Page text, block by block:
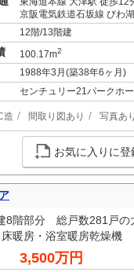
京阪電気鉄道石坂線 びわ
12階/13階建
100.17m2
1988年3月(築38年6ヶ月)
センチュリー21パークホ
造 間取り図あり 写真あり
お気に入りに登
8階部分 総戸数281戸
暖房・浴室暖房乾燥機
3,500万円